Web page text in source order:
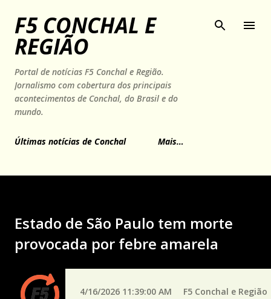
Pular para o conteúdo principal
F5 CONCHAL E
REGIÃO
Portal de notícias F5 Conchal e Região.
Jornalismo com cobertura dos principais
acontecimentos de Conchal, do Brasil e do
mundo.
Últimas notícias de Conchal Mais…
Estado de São Paulo tem morte
provocada por febre amarela
4/16/2026 11:39:00 AM F5 Conchal e Região